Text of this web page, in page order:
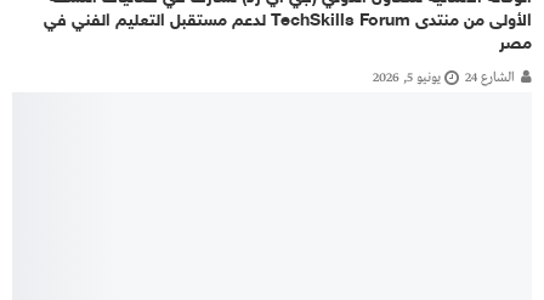
الأولى من منتدى TechSkills Forum لدعم مستقبل التعليم الفني في
مصر
الشارع 24 يونيو 5, 2026